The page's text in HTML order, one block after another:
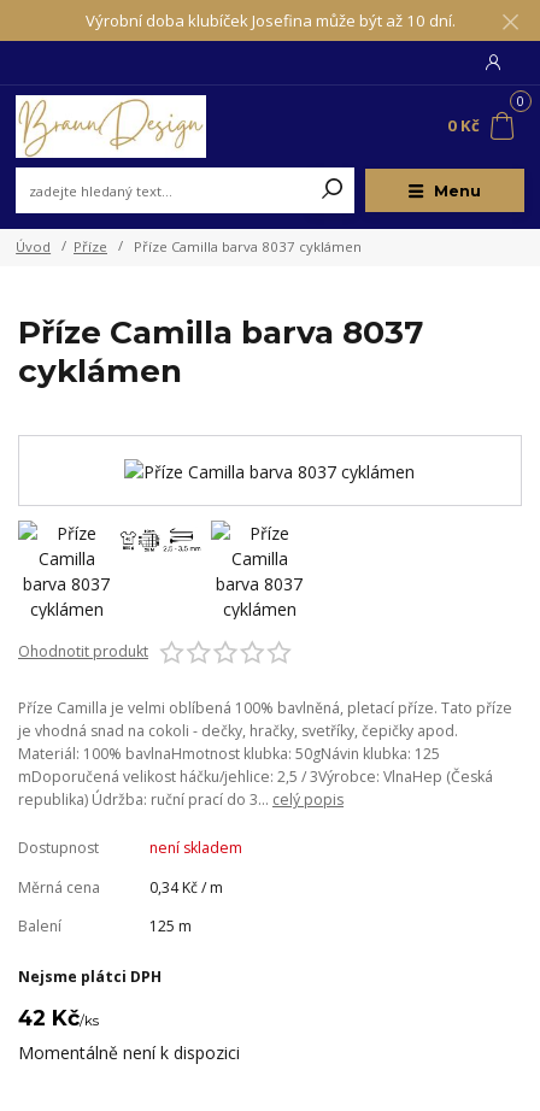
Výrobní doba klubíček Josefina může být až 10 dní.
Menu
0
0 Kč
Úvod Příze Příze Camilla barva 8037 cyklámen
Příze Camilla barva 8037
cyklámen
Ohodnotit produkt
Příze Camilla je velmi oblíbená 100% bavlněná, pletací příze. Tato příze
je vhodná snad na cokoli - dečky, hračky, svetříky, čepičky apod.
Materiál: 100% bavlnaHmotnost klubka: 50gNávin klubka: 125
mDoporučená velikost háčku/jehlice: 2,5 / 3Výrobce: VlnaHep (Česká
republika) Údržba: ruční prací do 3... celý popis
Dostupnost
není skladem
Měrná cena
0,34 Kč / m
Balení
125 m
Nejsme plátci DPH
42 Kč/ks
Momentálně není k dispozici